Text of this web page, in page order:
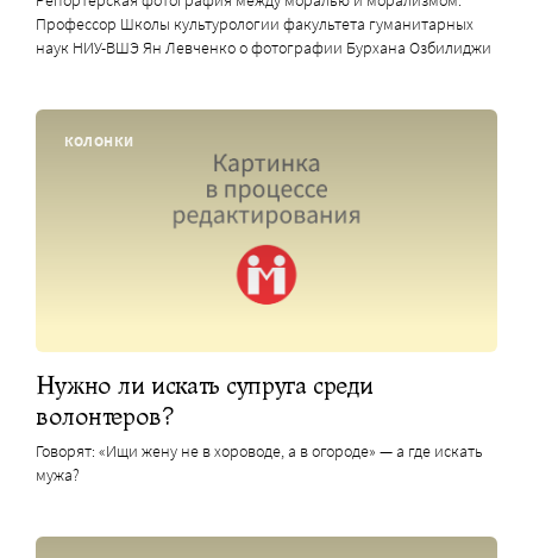
Профессор Школы культурологии факультета гуманитарных
наук НИУ-ВШЭ Ян Левченко о фотографии Бурхана Озбилиджи
КОЛОНКИ
Нужно ли искать супруга среди
волонтеров?
Говорят: «Ищи жену не в хороводе, а в огороде» — а где искать
мужа?